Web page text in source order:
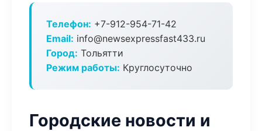
Телефон: +7-912-954-71-42
Email: info@newsexpressfast433.ru
Город: Тольятти
Режим работы: Круглосуточно
Городские новости и